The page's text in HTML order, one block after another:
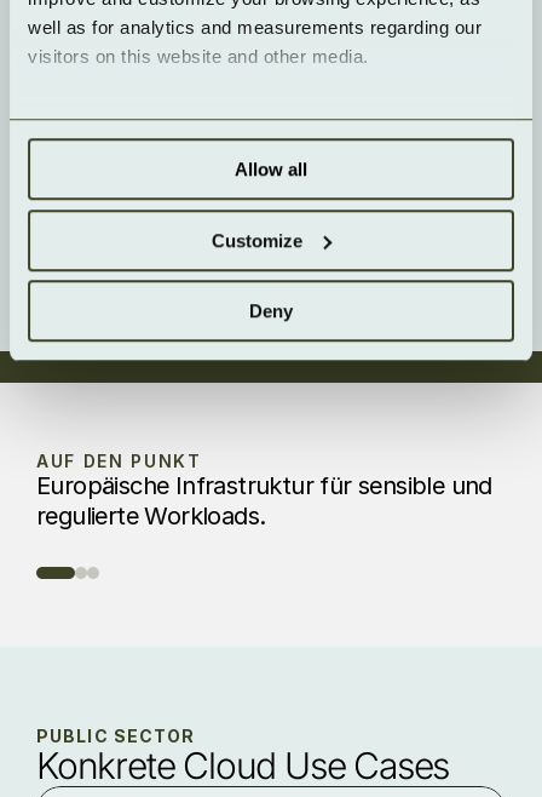
well as for analytics and measurements regarding our
visitors on this website and other media.
Allow all
Customize
Deny
Kubernetes für
sichere,
containerisierte
Dienste
Workbench
für
AUF DEN PUNKT
Europäische Infrastruktur für sensible und
regulierte Workloads.
PUBLIC SECTOR
Konkrete Cloud Use Cases